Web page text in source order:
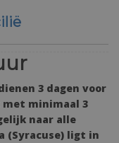
3 dagen voor
minimaal 3
naar alle
(Syracuse) ligt in